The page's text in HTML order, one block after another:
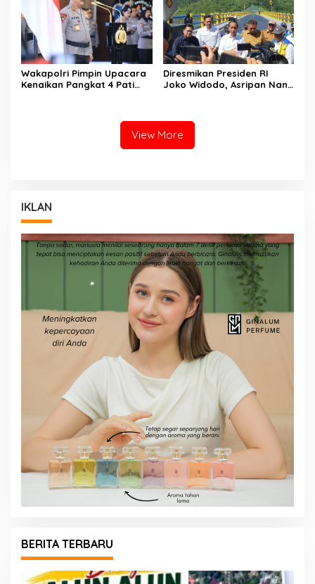
Wakapolri Pimpin Upacara
Kenaikan Pangkat 4 Pati
Diresmikan Presiden RI
Joko Widodo, Asripan Nani
View More
IKLAN
BERITA TERBARU